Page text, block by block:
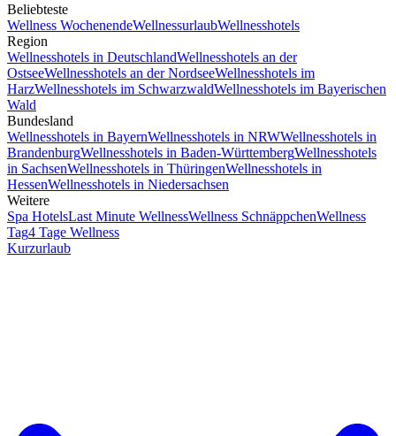
Beliebteste
Wellness WochenendeWellnessurlaubWellnesshotels
Region
Wellnesshotels in DeutschlandWellnesshotels an der
OstseeWellnesshotels an der NordseeWellnesshotels im
HarzWellnesshotels im SchwarzwaldWellnesshotels im Bayerischen
Wald
Bundesland
Wellnesshotels in BayernWellnesshotels in NRWWellnesshotels in
BrandenburgWellnesshotels in Baden-WürttembergWellnesshotels
in SachsenWellnesshotels in ThüringenWellnesshotels in
HessenWellnesshotels in Niedersachsen
Weitere
Spa HotelsLast Minute WellnessWellness SchnäppchenWellness
Tag4 Tage Wellness
Kurzurlaub